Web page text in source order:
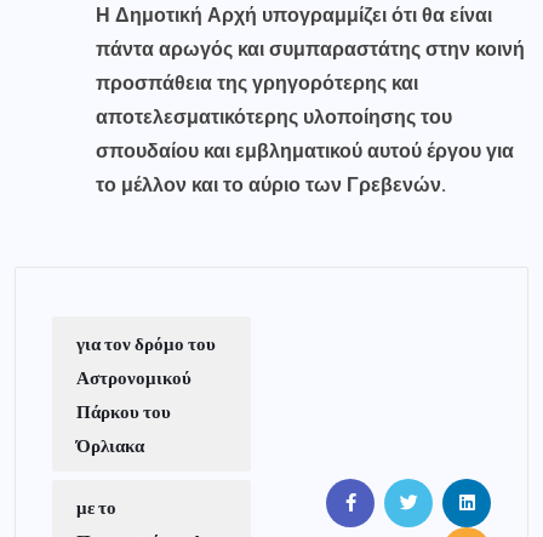
Η Δημοτική Αρχή υπογραμμίζει ότι θα είναι
πάντα αρωγός και συμπαραστάτης στην κοινή
προσπάθεια της γρηγορότερης και
αποτελεσματικότερης υλοποίησης του
σπουδαίου και εμβληματικού αυτού έργου για
το μέλλον και το αύριο των Γρεβενών.
για τον δρόμο του
Αστρονομικού
Πάρκου του
Όρλιακα
με το